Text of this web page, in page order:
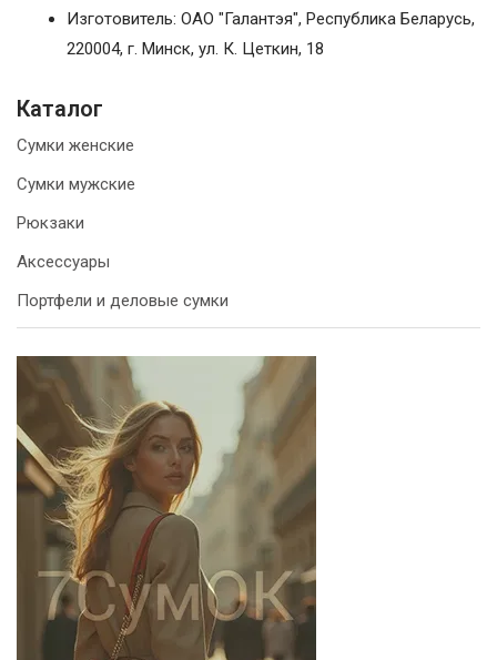
Изготовитель: ОАО "Галантэя", Республика Беларусь,
220004, г. Минск, ул. К. Цеткин, 18
Каталог
Сумки женские
Сумки мужские
Рюкзаки
Аксессуары
Портфели и деловые сумки